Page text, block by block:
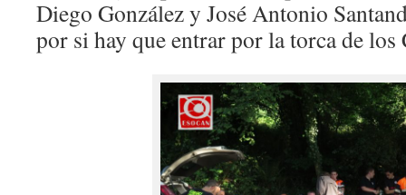
Diego González y José Antonio
por si hay que entrar por la torca de los